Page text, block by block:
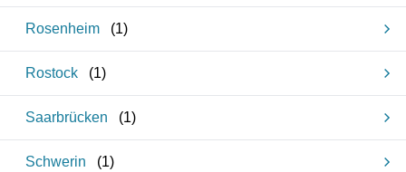
Rosenheim (1)
Rostock (1)
Saarbrücken (1)
Schwerin (1)